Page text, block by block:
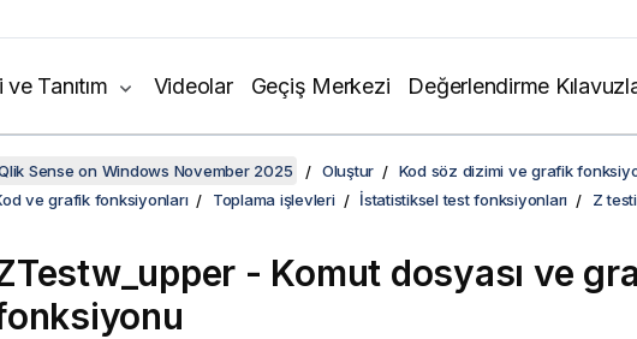
Tanıtım Videolar Geçiş Merkezi Değerlendirme
Sense on Windows November 2025 Oluştur
Kod söz dizimi ve grafik
ve grafik fonksiyonları
Toplama işlevleri İstatistiksel test fonksiyonları Z
- Komut dosyası ve